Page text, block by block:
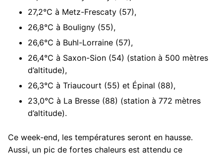
27,2°C à Metz-Frescaty (57),
26,8°C à Bouligny (55),
26,6°C à Buhl-Lorraine (57),
26,4°C à Saxon-Sion (54) (station à 500 mètres
d’altitude),
26,3°C à Triaucourt (55) et Épinal (88),
23,0°C à La Bresse (88) (station à 772 mètres
d’altitude).
Ce week-end, les températures seront en hausse.
Aussi, un pic de fortes chaleurs est attendu ce